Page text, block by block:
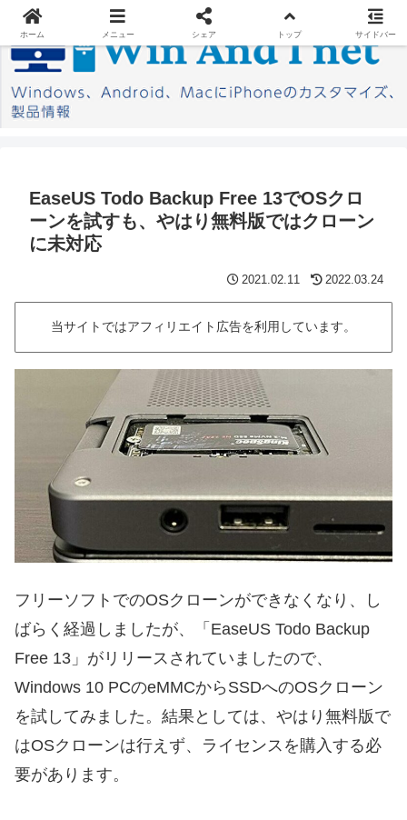
EaseUS Todo Backup Free 13でOSクロ
ーンを試すも、やはり無料版ではクローン
に未対応
2021.02.11 2022.03.24
当サイトではアフィリエイト広告を利用しています。
フリーソフトでのOSクローンができなくなり、し
ばらく経過しましたが、「EaseUS Todo Backup
Free 13」がリリースされていましたので、
Windows 10 PCのeMMCからSSDへのOSクローン
を試してみました。結果としては、やはり無料版で
はOSクローンは行えず、ライセンスを購入する必
要があります。
ホーム メニュー シェア トップ サイドバー